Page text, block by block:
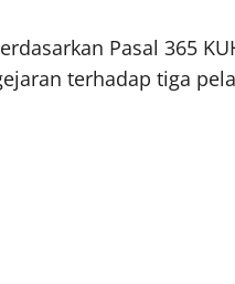
Pasal 365
terhadap tiga